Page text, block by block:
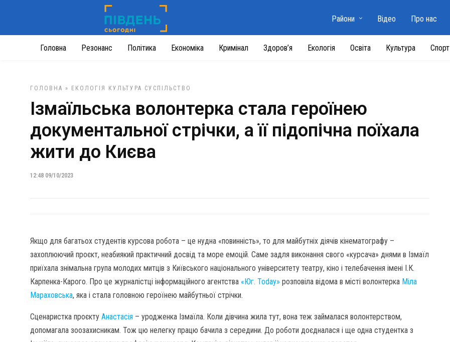
Головна Резонанс Політика Економіка Кримінал Здоров’я Екологія Освіта Культура Спорт
Райони Відео Про нас
ГОЛОВНА » ЕКОЛОГІЯ КУЛЬТУРА СУСПІЛЬСТВО
Ізмаїльська волонтерка стала героїнею
документальної стрічки, а її підопічна поїхала
жити до Києва
12:48 09/10/2023
Якщо для багатьох студентів курсова робота – це нудна «повинність», то для майбутніх діячів кінематографу –
захоплюючий проєкт, неабиякий практичний досвід та море емоцій. Саме задля виконання свого «курсача» днями в Ізмаїл
приїхала знімальна група молодих митців з Київського національного університету театру, кіно і телебачення імені І.К.
Карпенка-Карого. Про це журналістці інформаційного агентства «Юг. Today» розповіла відома в місті волонтерка Міла
Мараховська, яка і стала головною героїнею майбутньої стрічки.
Сценаристка проєкту Анастасія – уродженка Ізмаїла. Коли дівчина жила тут, вона теж займалася волонтерством,
допомагала зоозахисникам. Тож цю нелегку працю бачила з середини. До роботи доєдналася і ще одна студентка з